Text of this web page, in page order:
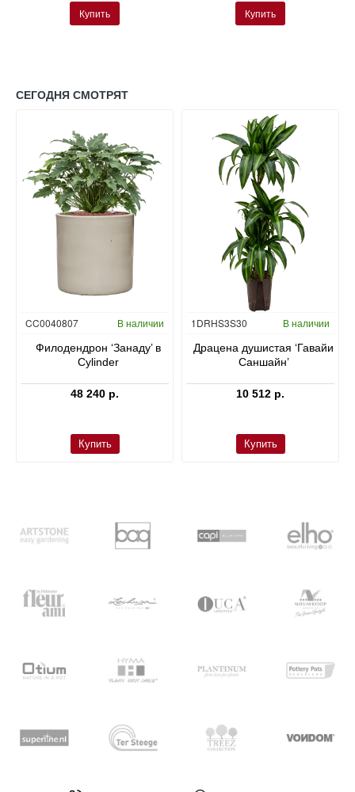
Купить Купить
СЕГОДНЯ СМОТРЯТ
CC0040807 В наличии
Филодендрон ‘Занаду’ в
Cylinder
48 240 р.
Купить
Гидропоника
1DRHS3S30 В наличии
Драцена душистая ‘Гавайи
Саншайн’
10 512 р.
Купить